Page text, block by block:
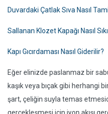
Duvardaki Çatlak Sıva Nasıl
Sallanan Klozet Kapağı Nasıl
Kapı Gıcırdaması Nasıl Giderilir?
Eğer elinizde paslanmaz bir
kaşık veya bıçak gibi herhangi
şart, çeliğin suyla temas